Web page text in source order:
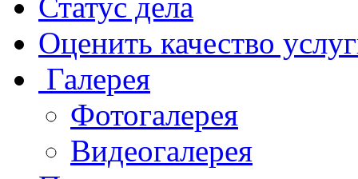
Статус дела
Оценить качество
Галерея
Фотогалерея
Видеогалерея